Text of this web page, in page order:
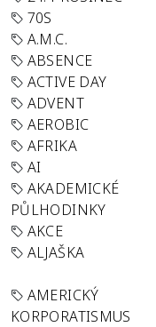
70S
A.M.C.
ABSENCE
ACTIVE DAY
ADVENT
AEROBIC
AFRIKA
AI
AKADEMICKÉ
PŮLHODINKY
AKCE
ALJAŠKA
AMERICKÝ
KORPORATISMUS